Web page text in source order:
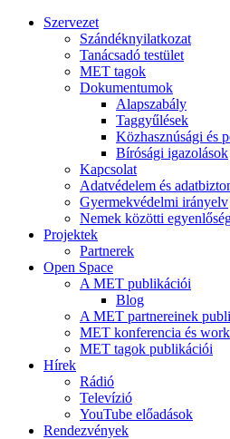
Szervezet
Szándéknyilatkozat
Tanácsadó testület
MET tagok
Dokumentumok
Alapszabály
Taggyűlések
Közhasznúsági és
Bírósági igazolások
Kapcsolat
Adatvédelem és
Gyermekvédelmi irányelv
Nemek közötti
Projektek
Partnerek
Open Space
A MET publikációi
Blog
A MET partnereinek
MET konferencia és
MET tagok publikációi
Hírek
Rádió
Televízió
YouTube előadások
Rendezvények